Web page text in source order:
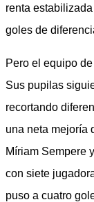
renta
goles de
Pero el equipo
Sus pupilas
recortando
una neta mejoría
Míriam Sempere
con siete
puso a cuatro